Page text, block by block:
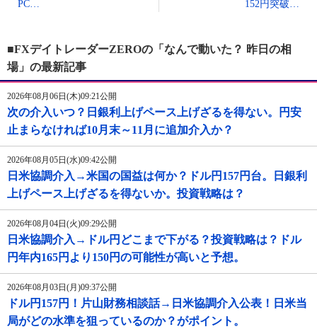
PC…
152円突破…
■FXデイトレーダーZEROの「なんで動いた？ 昨日の相
場」の最新記事
2026年08月06日(木)09:21公開
次の介入いつ？日銀利上げペース上げざるを得ない。円安
止まらなければ10月末～11月に追加介入か？
2026年08月05日(水)09:42公開
日米協調介入→米国の国益は何か？ドル円157円台。日銀利
上げペース上げざるを得ないか。投資戦略は？
2026年08月04日(火)09:29公開
日米協調介入→ドル円どこまで下がる？投資戦略は？ドル
円年内165円より150円の可能性が高いと予想。
2026年08月03日(月)09:37公開
ドル円157円！片山財務相談話→日米協調介入公表！日米当
局がどの水準を狙っているのか？がポイント。